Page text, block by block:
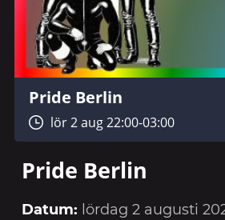
Pride Berlin
lör 2 aug 22:00-03:00
Pride Berlin
Datum: lördag 2 augusti